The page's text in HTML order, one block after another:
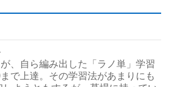
、自ら編み出した「ラノ単」学習
で上達。その学習法があまりにも